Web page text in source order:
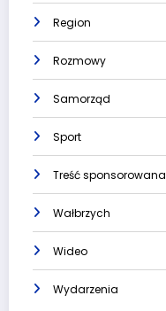
Region
Rozmowy
Samorząd
Sport
Treść sponsorowana
Wałbrzych
Wideo
Wydarzenia